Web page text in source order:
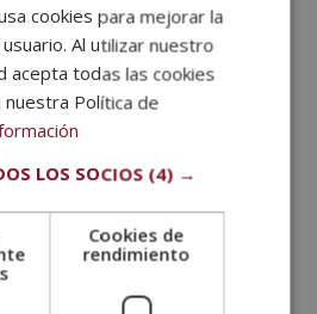
ciencias de la salud, como
premedicina.
: Después de completar la
debe asistir a laescuela de
un título de Doctor en
en Medicina Osteopática
implica cuatro años de
que incluyen cursos teóricos,
en entornos clínicos y
diferentesespecialidades
SPANISH
PORTUGUESE
cookies para mejorar la
Al utilizar nuestro
acepta todas las cookies
nuestra Política de
LOS SOCIOS (4) →
Cookies de
rendimiento